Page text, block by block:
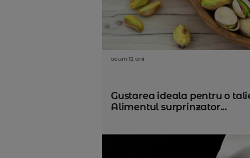
acum 12 ani
Gustarea ideala pentru o
Alimentul surprinzator...